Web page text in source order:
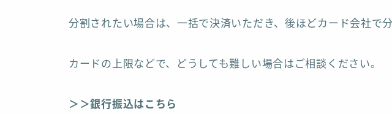
分割されたい場合は、一括で決済いただき、後ほどカード会社で
カードの上限などで、どうしても難しい場合はご相談ください。
＞＞銀行振込はこちら